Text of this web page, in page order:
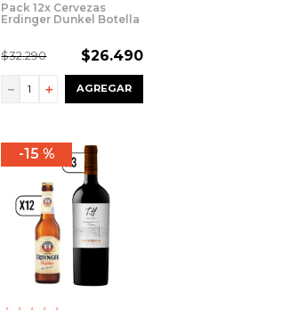
Pack 12x Cervezas
Erdinger Dunkel Botella
500ml
$32.290 $26.490
＋
－ AGREGAR
15 %